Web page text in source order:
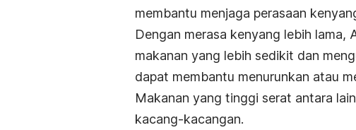
membantu menjaga perasaan
Dengan merasa kenyang lebih lama,
makanan yang lebih sedikit dan
dapat membantu menurunkan atau
Makanan yang tinggi serat antara
kacang-kacangan.